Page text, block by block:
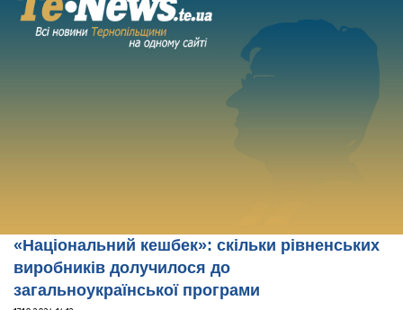
«Національний кешбек»: скільки рівненських
виробників долучилося до
загальноукраїнської програми